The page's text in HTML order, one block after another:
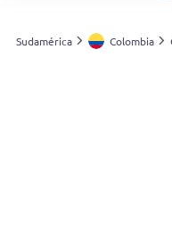
Argentina
Sudamérica Colombia